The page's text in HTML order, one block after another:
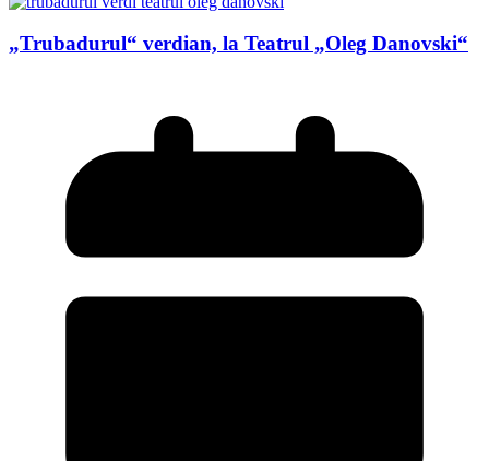
„Trubadurul“ verdian, la Teatrul „Oleg Danovski“